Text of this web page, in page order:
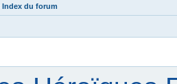
Index du forum